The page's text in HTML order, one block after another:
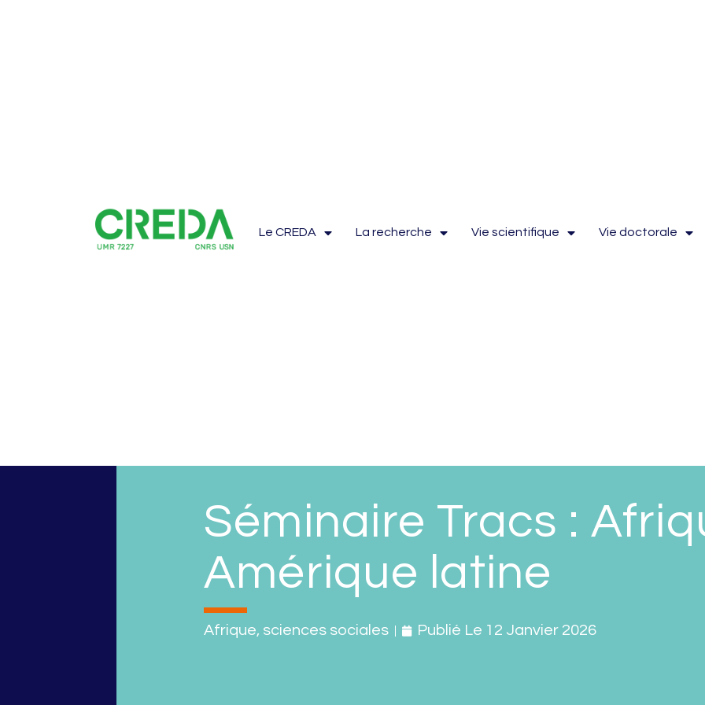
Le CREDA La recherche Vie scientifique Vie doctorale
Séminaire Tracs :
Amérique latine
Afrique, sciences sociales Publié Le 12 Janvier 2026